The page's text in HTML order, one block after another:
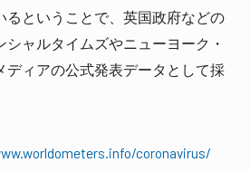
るということで、英国政府などの
ャルタイムズやニューヨーク・
ディアの公式発表データとして採
coronavirus/